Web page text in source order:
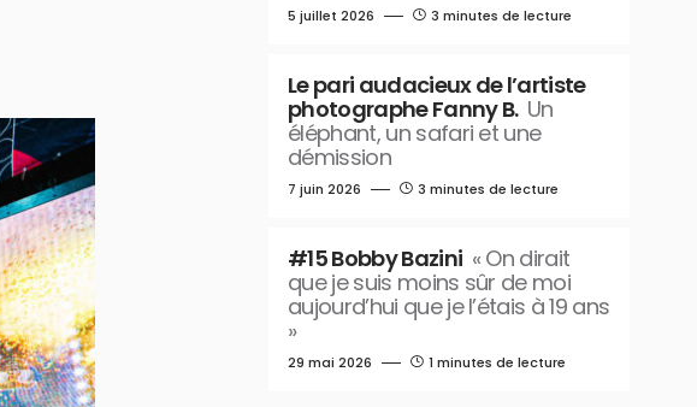
5 juillet 2026 3 minutes de lecture
Le pari audacieux de l’artiste
photographe Fanny B. Un
éléphant, un safari et une
démission
7 juin 2026 3 minutes de lecture
#15 Bobby Bazini « On dirait
que je suis moins sûr de moi
aujourd’hui que je l’étais à 19 ans
»
29 mai 2026 1 minutes de lecture